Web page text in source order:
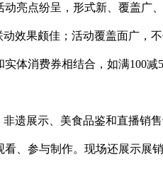
亮点纷呈，形式新、覆盖广
效果颇佳；活动覆盖面广，
体消费券相结合，如满100减
遗展示、美食品鉴和直播销
、参与制作。现场还展示展